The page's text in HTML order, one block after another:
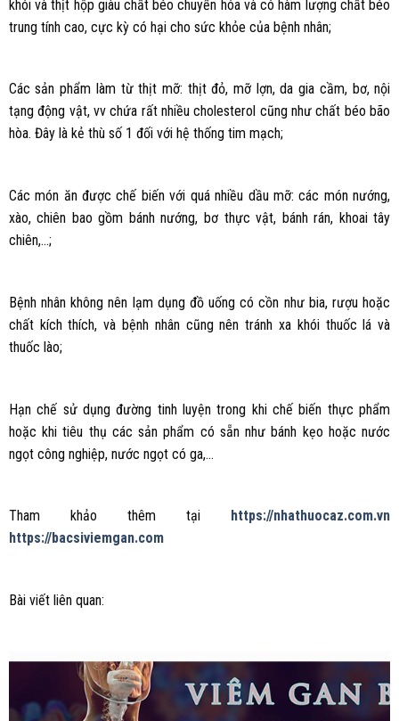
khói và thịt hộp giàu chất béo chuyển hóa và có hàm lượng chất béo
trung tính cao, cực kỳ có hại cho sức khỏe của bệnh nhân;
Các sản phẩm làm từ thịt mỡ: thịt đỏ, mỡ lợn, da gia cầm, bơ, nội
tạng động vật, vv chứa rất nhiều cholesterol cũng như chất béo bão
hòa. Đây là kẻ thù số 1 đối với hệ thống tim mạch;
Các món ăn được chế biến với quá nhiều dầu mỡ: các món nướng,
xào, chiên bao gồm bánh nướng, bơ thực vật, bánh rán, khoai tây
chiên,…;
Bệnh nhân không nên lạm dụng đồ uống có cồn như bia, rượu hoặc
chất kích thích, và bệnh nhân cũng nên tránh xa khói thuốc lá và
thuốc lào;
Hạn chế sử dụng đường tinh luyện trong khi chế biến thực phẩm
hoặc khi tiêu thụ các sản phẩm có sẵn như bánh kẹo hoặc nước
ngọt công nghiệp, nước ngọt có ga,…
Tham khảo thêm tại
https://nhathuocaz.com.vn
https://bacsiviemgan.com
Bài viết liên quan: